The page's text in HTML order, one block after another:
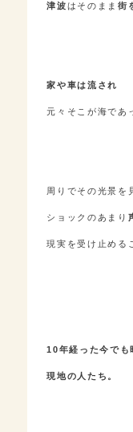
津波はそのまま 街
家や車は流され
元々そこが海であ
周りでその光景を
ショックのあまり
現実を受け止める
10年経った今でも
現地の人たち。